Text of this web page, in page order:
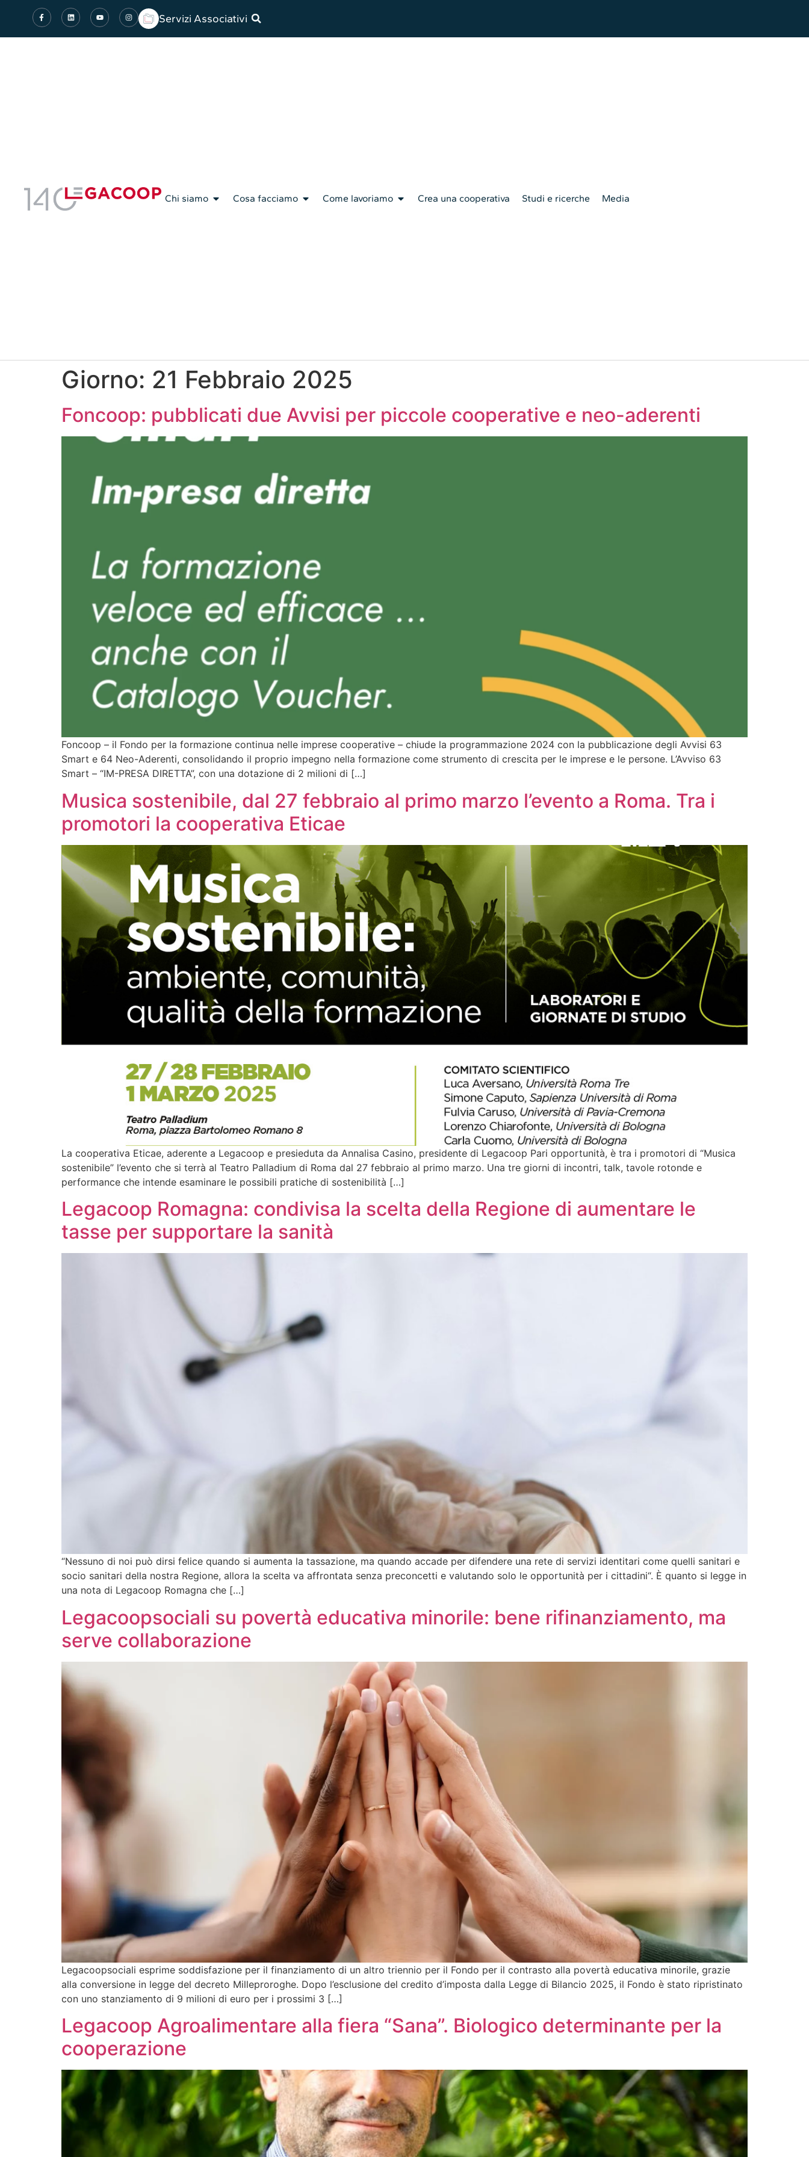
Servizi Associativi
Chi siamo Cosa facciamo Come lavoriamo Crea una cooperativa Studi e ricerche Media
Giorno: 21 Febbraio 2025
Foncoop: pubblicati due Avvisi per piccole cooperative e neo-aderenti
Foncoop – il Fondo per la formazione continua nelle imprese cooperative – chiude la programmazione 2024 con la pubblicazione degli Avvisi 63
Smart e 64 Neo-Aderenti, consolidando il proprio impegno nella formazione come strumento di crescita per le imprese e le persone. L’Avviso 63
Smart – “IM-PRESA DIRETTA”, con una dotazione di 2 milioni di […]
Musica sostenibile, dal 27 febbraio al primo marzo l’evento a Roma. Tra i
promotori la cooperativa Eticae
La cooperativa Eticae, aderente a Legacoop e presieduta da Annalisa Casino, presidente di Legacoop Pari opportunità, è tra i promotori di “Musica
sostenibile” l’evento che si terrà al Teatro Palladium di Roma dal 27 febbraio al primo marzo. Una tre giorni di incontri, talk, tavole rotonde e
performance che intende esaminare le possibili pratiche di sostenibilità […]
Legacoop Romagna: condivisa la scelta della Regione di aumentare le
tasse per supportare la sanità
“Nessuno di noi può dirsi felice quando si aumenta la tassazione, ma quando accade per difendere una rete di servizi identitari come quelli sanitari e
socio sanitari della nostra Regione, allora la scelta va affrontata senza preconcetti e valutando solo le opportunità per i cittadini“. È quanto si legge in
una nota di Legacoop Romagna che […]
Legacoopsociali su povertà educativa minorile: bene rifinanziamento, ma
serve collaborazione
Legacoopsociali esprime soddisfazione per il finanziamento di un altro triennio per il Fondo per il contrasto alla povertà educativa minorile, grazie
alla conversione in legge del decreto Milleproroghe. Dopo l’esclusione del credito d’imposta dalla Legge di Bilancio 2025, il Fondo è stato ripristinato
con uno stanziamento di 9 milioni di euro per i prossimi 3 […]
Legacoop Agroalimentare alla fiera “Sana”. Biologico determinante per la
cooperazione